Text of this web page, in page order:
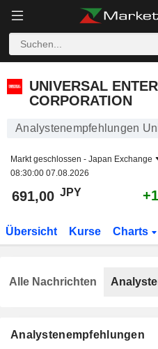
UNIVERSAL
CORPORATION
Analystenempfehlungen
Markt geschlossen - Japan Exchange
08:30:00 07.08.2026
691,00 JPY
Übersicht Kurse Charts
Analystenempfehlungen
Alle Nachrichten